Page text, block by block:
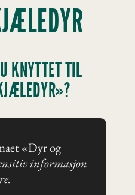
KNYTTET TIL
«Dyr og
informasjon